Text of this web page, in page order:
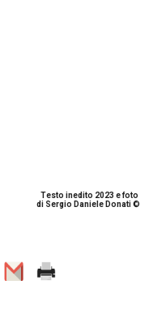
Testo inedito 2023 e foto
di Sergio Daniele Donati ©